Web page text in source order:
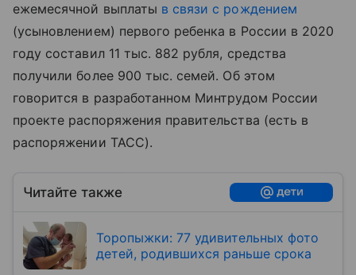
ежемесячной выплаты в связи с рождением
(усыновлением) первого ребенка в России в 2020
году составил 11 тыс. 882 рубля, средства
получили более 900 тыс. семей. Об этом
говорится в разработанном Минтрудом России
проекте распоряжения правительства (есть в
распоряжении ТАСС).
Читайте также
Торопыжки: 77 удивительных фото
детей, родившихся раньше срока